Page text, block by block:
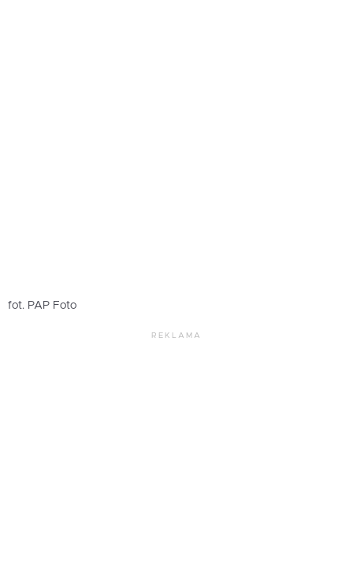
fot. PAP Foto
REKLAMA